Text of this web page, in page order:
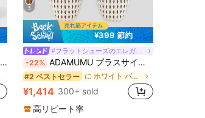
5
¥399 節約
#フラットシューズのエレガンス
-22% ADAMUMU プラスサイズ 新作 ハンドメイド PU編み込み ローヴァンプ フラットバレエシューズ レディース、編み込みテクスチャデザイン、ヴィンテージラグジュアリー、デイリー通勤、エレガントで多用途な快適なレディースシューズ、バレエコア
#2 ベストセラー に ホワイト バレエフラット .
¥1,414 300+ sold
高リピート率